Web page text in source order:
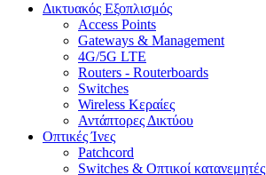
Δικτυακός Εξοπλισμός
Access Points
Gateways & Management
4G/5G LTE
Routers - Routerboards
Switches
Wireless Κεραίες
Αντάπτορες Δικτύου
Οπτικές Ίνες
Patchcord
Switches & Οπτικοί κατανεμητές